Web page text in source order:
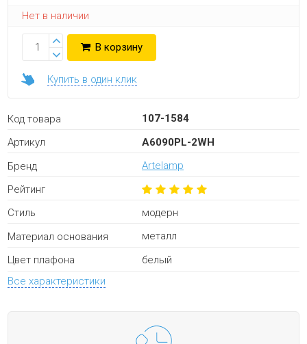
Нет в наличии
В корзину
Купить в один клик
Код товара
107-1584
Артикул
A6090PL-2WH
Бренд
Artelamp
Рейтинг
Стиль
модерн
Материал основания
металл
Цвет плафона
белый
Все характеристики